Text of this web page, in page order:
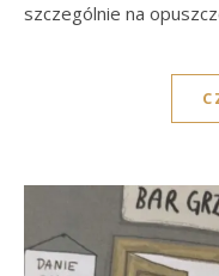
szczególnie na